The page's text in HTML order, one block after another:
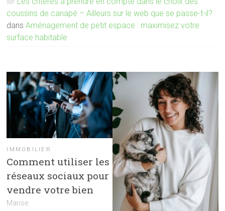
coussins de canapé – Ailleurs sur le web que se passe-t-il?
dansAménagement de petit espace : maximisez votre
surface habitable
IMMOBILIER
Comment utiliser les
réseaux sociaux pour
vendre votre bien
Marise